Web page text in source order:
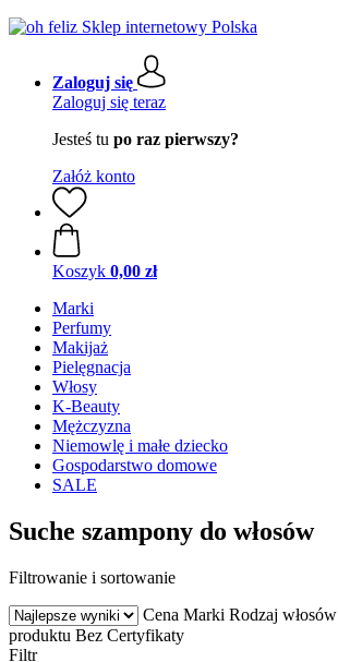
Zaloguj się
Zaloguj się teraz
Jesteś tu po raz pierwszy?
Załóż konto
Koszyk 0,00 zł
Marki
Perfumy
Makijaż
Pielęgnacja
Włosy
K-Beauty
Mężczyzna
Niemowlę i małe dziecko
Gospodarstwo domowe
SALE
Suche szampony do włosów
Filtrowanie i sortowanie
Cena Marki Rodzaj włosów
produktu Bez Certyfikaty
Filtr